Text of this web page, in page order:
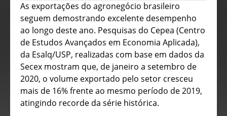
​As exportações do agronegócio brasileiro
seguem demostrando excelente desempenho
ao longo deste ano. Pesquisas do Cepea (Centro
de Estudos Avançados em Economia Aplicada),
da Esalq/USP, realizadas com base em dados da
Secex mostram que, de janeiro a setembro de
2020, o volume exportado pelo setor cresceu
mais de 16% frente ao mesmo período de 2019,
atingindo recorde da série histórica.